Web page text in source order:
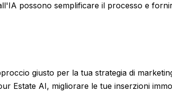
possono semplificare il processo e
giusto per la tua strategia di
Estate AI, migliorare le tue inserzioni